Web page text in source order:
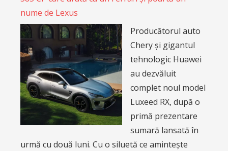
nume de Lexus
Producătorul auto
Chery și gigantul
tehnologic Huawei
au dezvăluit
complet noul model
Luxeed RX, după o
primă prezentare
sumară lansată în
urmă cu două luni. Cu o siluetă ce amintește